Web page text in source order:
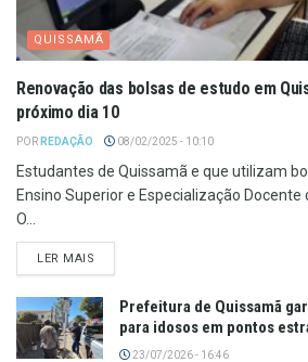
QUISSAMÃ
Renovação das bolsas de estudo em
próximo dia 10
POR REDAÇÃO 08/02/2025 - 10:10
Estudantes de Quissamã e que utilizam
Ensino Superior e Especialização
O...
LER MAIS
Prefeitura de Quissamã
para idosos em pontos
23/07/2026 - 16:46